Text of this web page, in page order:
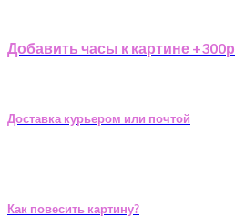
Добавить часы к картине +300р
Доставка курьером или почтой
Как повесить картину?